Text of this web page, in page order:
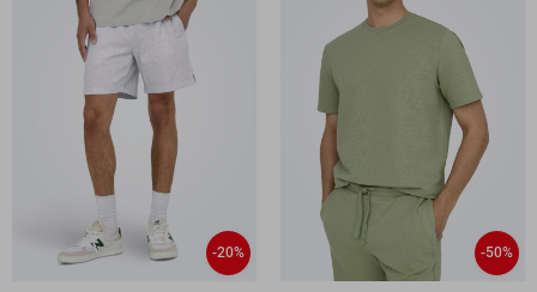
-20% -50%